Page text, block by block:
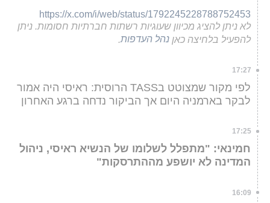
https://x.com/i/web/status/1792245228788752453
לא ניתן להציג מכיוון שעוגיות רשתות חברתיות חסומות. ניתן
להפעיל בלחיצה כאן נהל העדפות.
17:27
לפי מקור שמצוטט בTASS הרוסית: ראיסי היה אמור
לבקר בארמניה היום אך הביקור נדחה ברגע האחרון
17:25
חמינאי: "מתפלל לשלומו של הנשיא ראיסי, ניהול
המדינה לא יושפע מההתרסקות"
16:09